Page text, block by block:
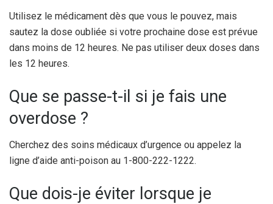
Utilisez le médicament dès que vous le pouvez, mais
sautez la dose oubliée si votre prochaine dose est prévue
dans moins de 12 heures. Ne pas utiliser deux doses dans
les 12 heures.
Que se passe-t-il si je fais une
overdose ?
Cherchez des soins médicaux d’urgence ou appelez la
ligne d’aide anti-poison au 1-800-222-1222.
Que dois-je éviter lorsque je